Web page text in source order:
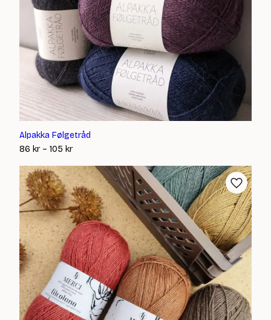
Alpakka Følgetråd
86 kr – 105 krPrisintervall:
till
105 kr